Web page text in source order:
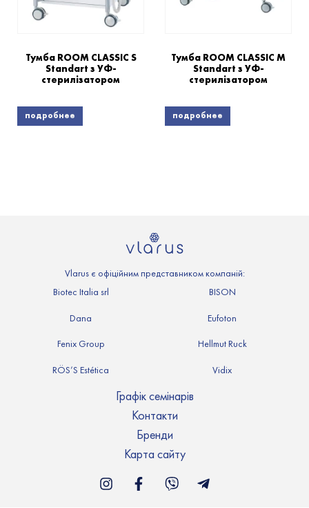
Тумба ROOM CLASSIC S
Standart з УФ-
стерилізатором
подробнее
Тумба ROOM CLASSIC M
Standart з УФ-
стерилізатором
подробнее
Vlarus є офіційним представником компаній:
Biotec Italia srl
BISON
Dana Eufoton
Fenix Group Hellmut Ruck
RÖS’S Estética Vidix
Графік семінарів
Контакти
Бренди
Карта сайту